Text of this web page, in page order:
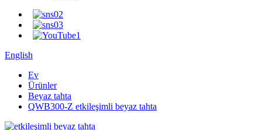
English
Ev
Ürünler
Beyaz tahta
QWB300-Z etkileşimli beyaz tahta